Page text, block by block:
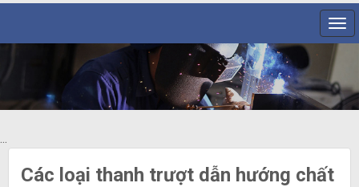
...
Các loại thanh trượt dẫn hướng chất